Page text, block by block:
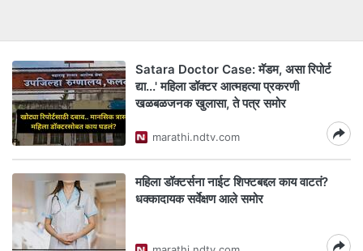
Satara Doctor Case: मॅडम, असा रिपोर्ट
द्या...' महिला डॉक्टर आत्महत्या प्रकरणी
खळबळजनक खुलासा, ते पत्र समोर
marathi.ndtv.com
महिला डॉक्टर्सना नाईट शिफ्टबद्दल काय वाटतं?
धक्कादायक सर्वेक्षण आले समोर